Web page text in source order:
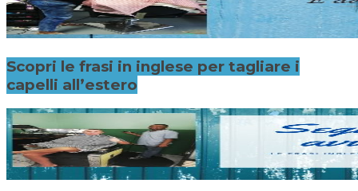
Scopri le frasi in inglese per tagliare i
capelli all’estero